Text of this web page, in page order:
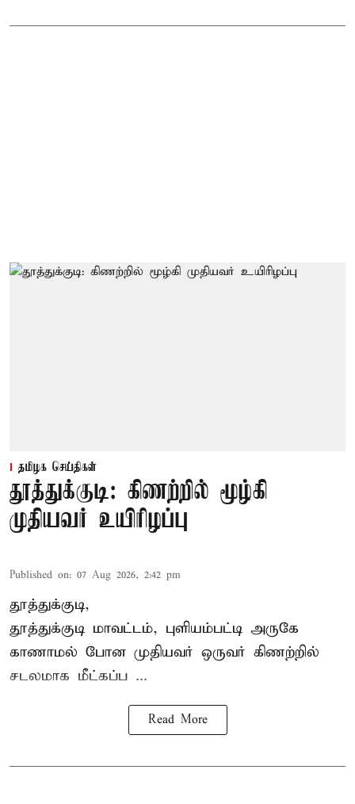
தமிழக செய்திகள்
தூத்துக்குடி: கிணற்றில் மூழ்கி
முதியவர் உயிரிழப்பு
Published on: 07 Aug 2026, 2:42 pm
தூத்துக்குடி,
தூத்துக்குடி மாவட்டம், புளியம்பட்டி அருகே
காணாமல் போன முதியவர் ஒருவர் கிணற்றில்
சடலமாக மீட்கப்ப ...
Read More